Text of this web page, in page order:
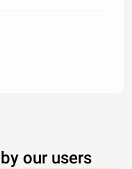
our users